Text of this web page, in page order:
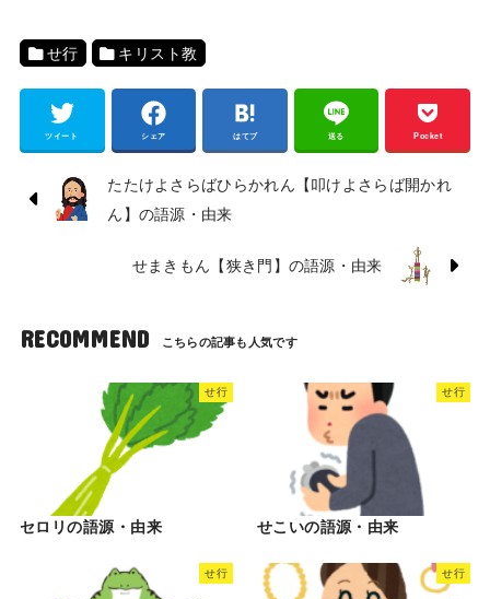
せ行 キリスト教
ツイート シェア はてブ 送る Pocket
たたけよさらばひらかれん【叩けよさらば開かれ
ん】の語源・由来
せまきもん【狭き門】の語源・由来
RECOMMEND
せ行
セロリの語源・由来
せ行
せこいの語源・由来
せ行 せ行